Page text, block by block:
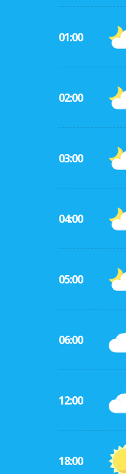
01:00
02:00
03:00
04:00
05:00
06:00
12:00
18:00